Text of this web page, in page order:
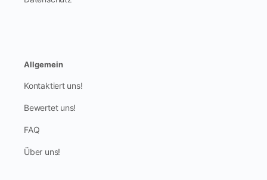
Allgemein
Kontaktiert uns!
Bewertet uns!
FAQ
Über uns!